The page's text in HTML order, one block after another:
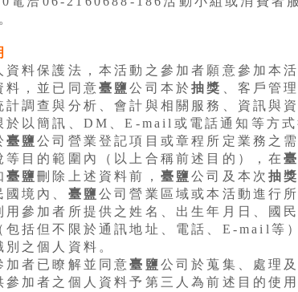
資料保護法，本活動之參加者願意參加本
料，並已同意臺鹽公司本於抽獎
、客戶管
計調查與分析、會計與相關服務、資訊與
於以簡訊、DM、E-mail或電話通知等方式
臺鹽公司營業登記項目或章程所定業務之
等目的範圍內（以上合稱前述目的），在
臺鹽刪除上述資料前， 臺鹽公司及本次抽獎
境內、 臺鹽公司營業區域或本活動進行
用參加者所提供之姓名、出生年月日、國
包括但不限於通訊地址、電話、E-mail等
別之個人資料。
加者已瞭解並同意臺鹽公司於蒐集、處理
參加者之個人資料予第三人為前述目的使